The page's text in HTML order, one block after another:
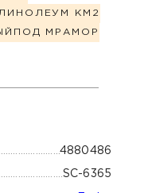
КМ2
ПОД МРАМОР
4880486
SC-6365